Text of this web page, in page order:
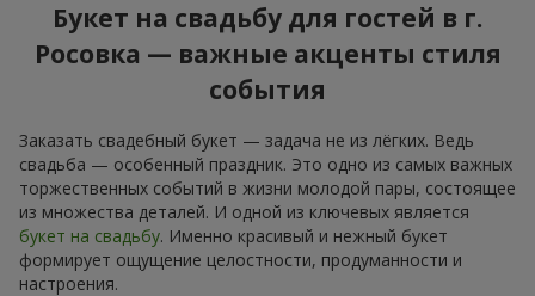
Букет на свадьбу для гостей в г.
Росовка — важные акценты стиля
события
Заказать свадебный букет — задача не из лёгких. Ведь
свадьба — особенный праздник. Это одно из самых важных
торжественных событий в жизни молодой пары, состоящее
из множества деталей. И одной из ключевых является
букет на свадьбу. Именно красивый и нежный букет
формирует ощущение целостности, продуманности и
настроения.